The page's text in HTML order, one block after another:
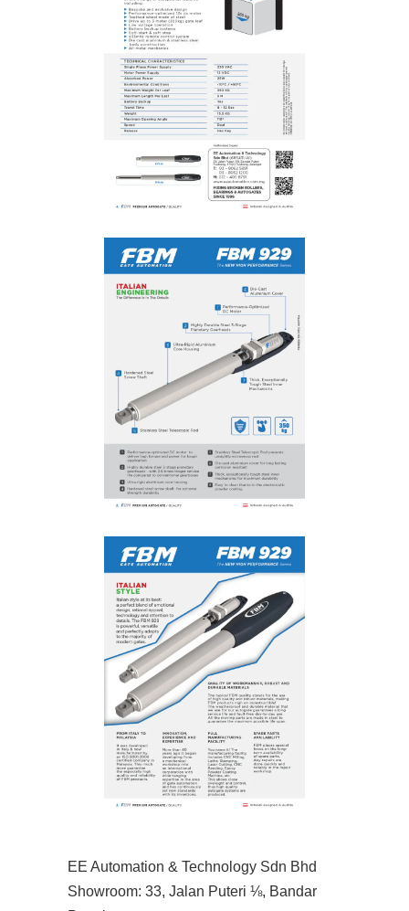
EE Automation & Technology Sdn Bhd
Showroom: 33, Jalan Puteri ⅛, Bandar